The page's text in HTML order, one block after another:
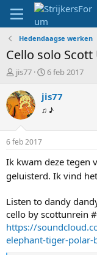
Hedendaagse werken
Cello solo
T
p
i
c
s
a
r
t
e
jis77
S
a
t
t
u
m
6 feb 2017
jis77
♫ ♪
6 feb 2017
Ik kwam deze tegen
geluisterd. Ik vind
Listen to dandy
cello by scottunrein
https://
elephant-tiger-